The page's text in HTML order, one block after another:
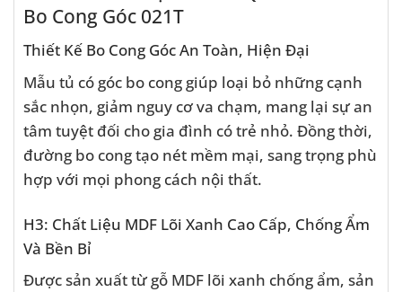
Bo Cong Góc 021T
Thiết Kế Bo Cong Góc An Toàn, Hiện Đại
Mẫu tủ có góc bo cong giúp loại bỏ những cạnh
sắc nhọn, giảm nguy cơ va chạm, mang lại sự an
tâm tuyệt đối cho gia đình có trẻ nhỏ. Đồng thời,
đường bo cong tạo nét mềm mại, sang trọng phù
hợp với mọi phong cách nội thất.
H3: Chất Liệu MDF Lõi Xanh Cao Cấp, Chống Ẩm
Và Bền Bỉ
Được sản xuất từ gỗ MDF lõi xanh chống ẩm, sản